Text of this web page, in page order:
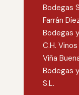
Bodegas
Farrán
Bodegas
C.H.
Viña
Bodegas
S.L.